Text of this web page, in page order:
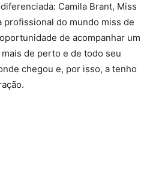
Camila Brant, Miss
profissional do mundo miss de
de acompanhar um
de perto e de todo seu
chegou e, por isso, a tenho